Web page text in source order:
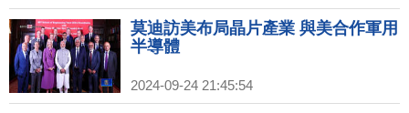
莫迪訪美布局晶片產業 與美合作軍用
半導體
2024-09-24 21:45:54